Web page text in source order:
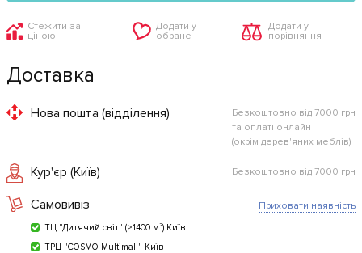
Стежити за
ціною
Додати у
обране
Додати у
порівняння
Доставка
Нова пошта (відділення)
Безкоштовно від 7000 грн
та оплаті онлайн
(окрім дерев'яних меблів)
Кур'єр (Київ) Безкоштовно від 7000 грн
Самовивіз
ТЦ "Дитячий світ" (>1400 м²) Київ
ТРЦ "COSMO Multimall" Київ
Приховати наявність